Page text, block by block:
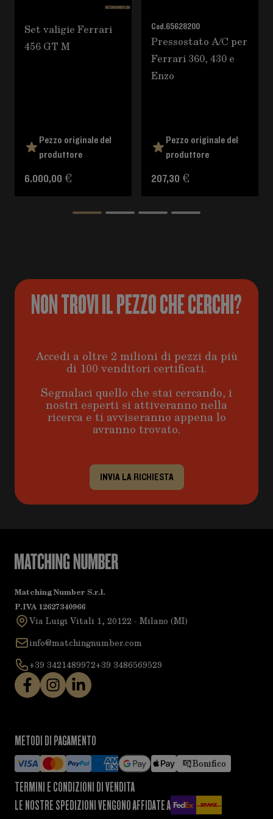
Set valigie Ferrari
456 GT M
Pezzo originale del
produttore
6.000,00 €
Cod.65628200
Pressostato A/C per
Ferrari 360, 430 e
Enzo
Pezzo originale del
produttore
207,30 €
NON TROVI IL PEZZO CHE CERCHI?
Accedi a oltre 2 milioni di pezzi da più
di 100 venditori certificati.
Segnalaci quello che stai cercando, i
nostri esperti si attiveranno nella
ricerca e ti avviseranno appena lo
avranno trovato.
INVIA LA RICHIESTA
Matching Number S.r.l.
P.IVA 12627340966
Via Luigi Vitali 1, 20122 - Milano (MI)
info@matchingnumber.com
+39 3421489972+39 3486569529
METODI DI PAGAMENTO
Bonifico
TERMINI E CONDIZIONI DI VENDITA
LE NOSTRE SPEDIZIONI VENGONO AFFIDATE A